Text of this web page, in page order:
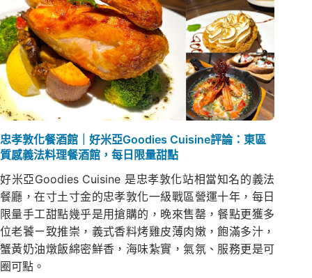
忠孝敦化餐酒館｜好米亞Goodies Cuisine評論：東區
質感義法料理餐酒館，每日限量甜點
好米亞Goodies Cuisine 是忠孝敦化站相當知名的義法
餐廳，在寸土寸金的忠孝敦化一級戰區營運十年，每日
限量手工甜點幾乎是用搶購的，晚來售罄，餐點更獲多
位老饕ㄧ致推崇，義式香料烤雞皮薄肉嫩，飽滿多汁，
蟹黃奶油燉飯綿密鮮香，海味紮實，氣氛、服務更是可
圈可點。